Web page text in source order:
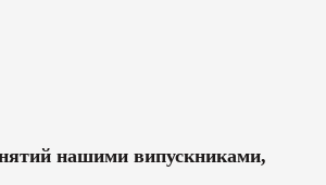
нашими випускниками,